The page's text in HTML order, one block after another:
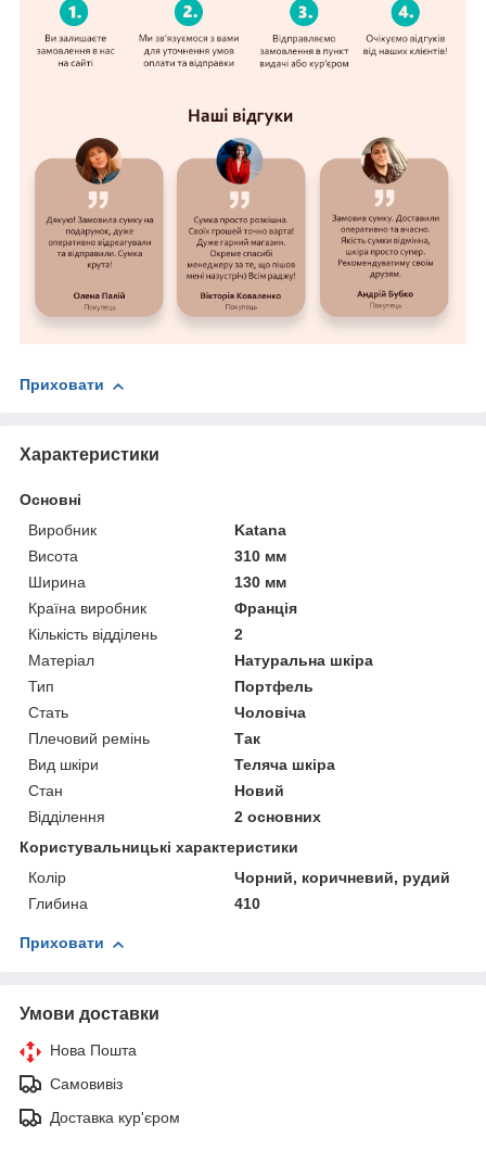
Приховати
Характеристики
Основні
Виробник
Katana
Висота
310 мм
Ширина
130 мм
Країна виробник
Франція
Кількість відділень
2
Матеріал
Натуральна шкіра
Тип
Портфель
Стать
Чоловіча
Плечовий ремінь
Так
Вид шкіри
Теляча шкіра
Стан
Новий
Відділення
2 основних
Користувальницькі характеристики
Колір
Чорний, коричневий, рудий
Глибина
410
Приховати
Умови доставки
Нова Пошта
Самовивіз
Доставка кур'єром